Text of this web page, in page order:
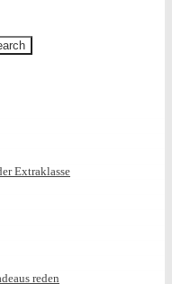
Extraklasse
reden